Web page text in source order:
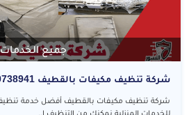
جميع الخدمات
شركة تنظيف مكيفات بالقطيف أفضل خدمة
للخدمات المنزلية نمكنك من التنظيف ا..